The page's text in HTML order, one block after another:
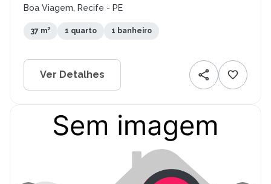
Boa Viagem, Recife - PE
37 m² 1 quarto 1 banheiro
Ver Detalhes